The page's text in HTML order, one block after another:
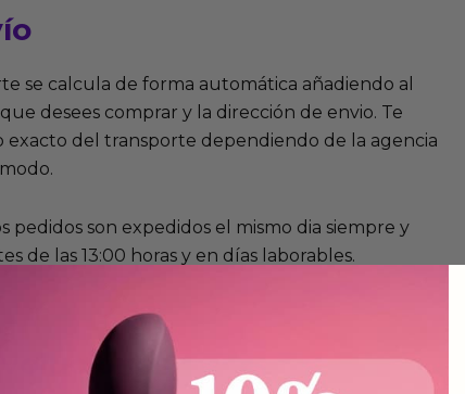
se calcula de forma automática añadiendo al
desees comprar y la dirección de envio. Te
exacto del transporte dependiendo de la agencia
pedidos son expedidos el mismo dia siempre y
de las 13:00 horas y en días laborables.